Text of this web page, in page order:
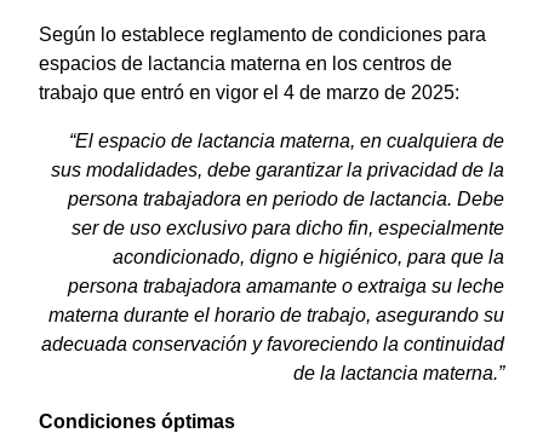
Según lo establece reglamento de condiciones para
espacios de lactancia materna en los centros de
trabajo que entró en vigor el 4 de marzo de 2025:
“El espacio de lactancia materna, en cualquiera de
sus modalidades, debe garantizar la privacidad de la
persona trabajadora en periodo de lactancia. Debe
ser de uso exclusivo para dicho fin, especialmente
acondicionado, digno e higiénico, para que la
persona trabajadora amamante o extraiga su leche
materna durante el horario de trabajo, asegurando su
adecuada conservación y favoreciendo la continuidad
de la lactancia materna.”
Condiciones óptimas